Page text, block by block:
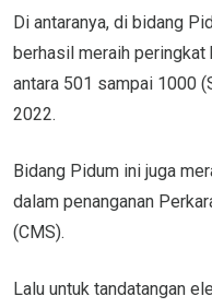
Di antaranya, di bidang
berhasil meraih peringkat
antara 501 sampai 1000
2022.
Bidang Pidum ini juga
dalam penanganan
(CMS).
Lalu untuk tandatangan